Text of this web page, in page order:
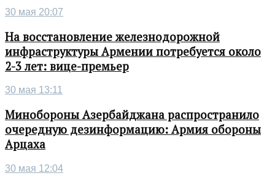
30 мая 20:07
На восстановление железнодорожной
инфраструктуры Армении потребуется около
2-3 лет: вице-премьер
30 мая 13:11
Минобороны Азербайджана распространило
очередную дезинформацию: Армия обороны
Арцаха
30 мая 12:04